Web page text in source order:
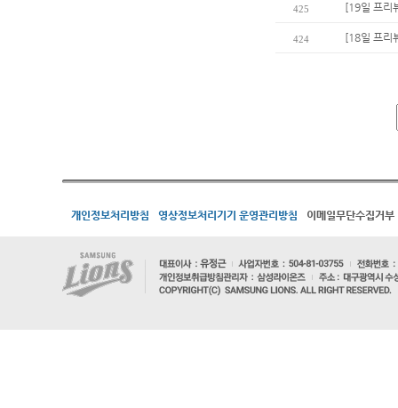
425 [19일 프리
424 [18일 프리
개인정보처리방침 영상정보처리기기 운영관리방침 이메일무단수집거부